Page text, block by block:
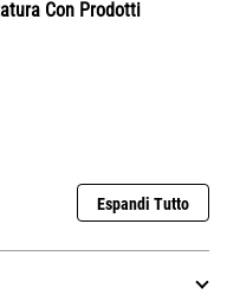
Con Prodotti
Espandi Tutto